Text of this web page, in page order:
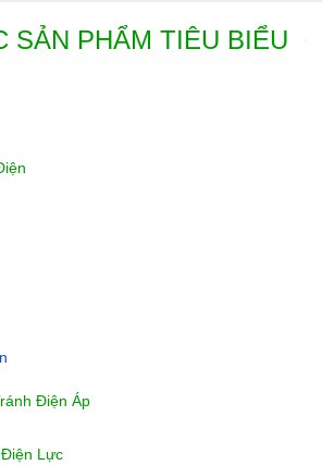
SẢN PHẨM TIÊU BIỂU
Điện Áp
Điện Lực